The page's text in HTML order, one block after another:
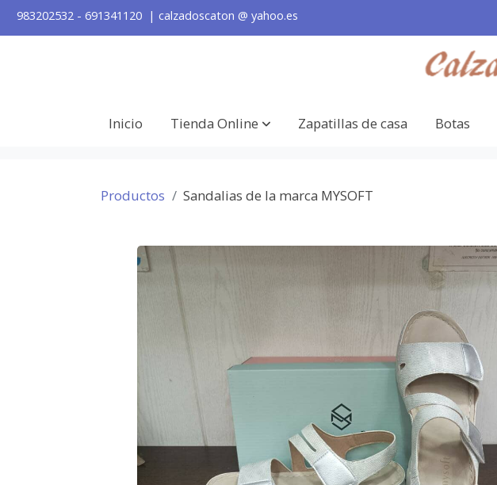
983202532 - 691341120 | calzadoscaton @ yahoo.es
Inicio Tienda Online Zapatillas de casa Botas
Productos Sandalias de la marca MYSOFT